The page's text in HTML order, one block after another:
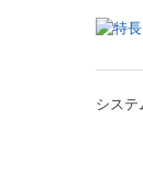
システ